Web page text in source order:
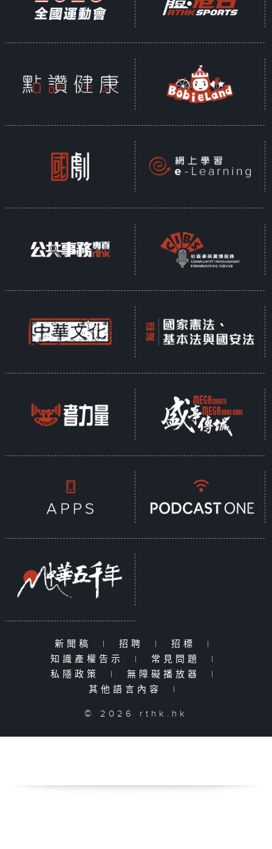
新聞稿 | 招聘 | 招標
|
知識產權告示
| 常見問題
|
私隱政策
| 無障礙播放器
|
其他語言內容
|
© 2026 rthk.hk